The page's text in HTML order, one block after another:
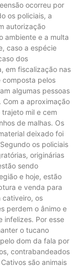
ocorreu por
os policiais, a
autorização
ambiente e a multa
caso a espécie
dos
em fiscalização nas
composta pelos
algumas pessoas
a aproximação
mil e cem
de malhas. Os
deixado foi
os policiais
originárias
sendo
e hoje, estão
e venda para
cativeiro, os
perdem o ânimo e
infelizes. Por esse
o tucano
dom da fala por
contrabandeados
são animais